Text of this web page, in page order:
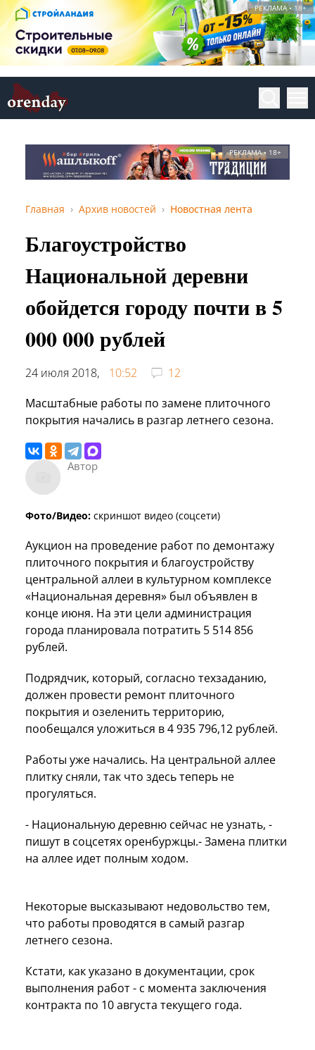
РЕКЛАМА • 18+
РЕКЛАМА • 18+
Главная Архив новостей Новостная лента
Благоустройство
Национальной деревни
обойдется городу почти в 5
000 000 рублей
24 июля 2018, 10:52
12
Масштабные работы по замене плиточного
покрытия начались в разгар летнего сезона.
Автор
Фото/Видео: скриншот видео (соцсети)
Аукцион на проведение работ по демонтажу
плиточного покрытия и благоустройству
центральной аллеи в культурном комплексе
«Национальная деревня» был объявлен в
конце июня. На эти цели администрация
города планировала потратить 5 514 856
рублей.
Подрядчик, который, согласно техзаданию,
должен провести ремонт плиточного
покрытия и озеленить территорию,
пообещался уложиться в 4 935 796,12 рублей.
Работы уже начались. На центральной аллее
плитку сняли, так что здесь теперь не
прогуляться.
- Национальную деревню сейчас не узнать, -
пишут в соцсетях оренбуржцы.- Замена плитки
на аллее идет полным ходом.
Некоторые высказывают недовольство тем,
что работы проводятся в самый разгар
летнего сезона.
Кстати, как указано в документации, срок
выполнения работ - с момента заключения
контракта по 10 августа текущего года.